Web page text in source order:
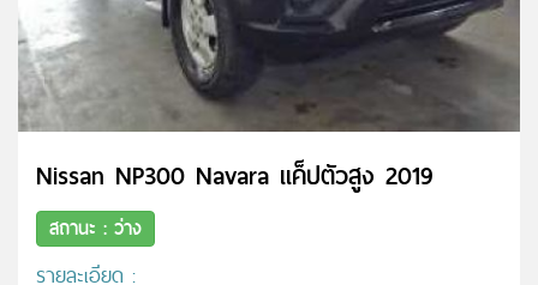
Nissan NP300 Navara แค็ปตัวสูง 2019
สถานะ : ว่าง
รายละเอียด :